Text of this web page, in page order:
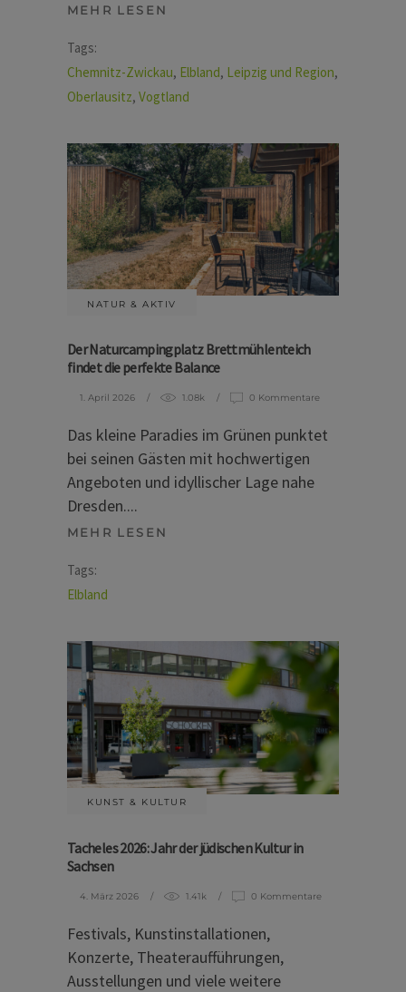
MEHR LESEN
Tags:
Chemnitz-Zwickau, Elbland, Leipzig und Region,
Oberlausitz, Vogtland
NATUR & AKTIV
Der Naturcampingplatz Brettmühlenteich
findet die perfekte Balance
1. April 2026 1.08k 0 Kommentare
Das kleine Paradies im Grünen punktet
bei seinen Gästen mit hochwertigen
Angeboten und idyllischer Lage nahe
Dresden.
MEHR LESEN
Tags:
Elbland
KUNST & KULTUR
Tacheles 2026: Jahr der jüdischen Kultur in
Sachsen
4. März 2026 1.41k 0 Kommentare
Festivals, Kunstinstallationen,
Konzerte, Theateraufführungen,
Ausstellungen und viele weitere